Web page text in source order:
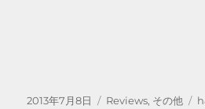
投
2013年7月8日
カ
Reviews, その他